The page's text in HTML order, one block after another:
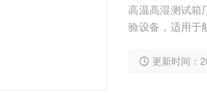
高温高湿测试箱
验设备，适用于
生、高等院校
更新时间：